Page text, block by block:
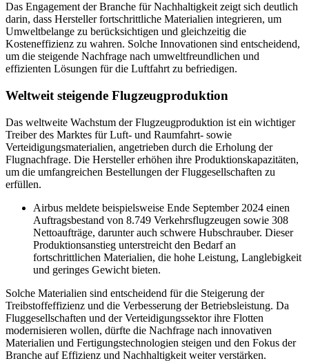
Das Engagement der Branche für Nachhaltigkeit zeigt sich deutlich
darin, dass Hersteller fortschrittliche Materialien integrieren, um
Umweltbelange zu berücksichtigen und gleichzeitig die
Kosteneffizienz zu wahren. Solche Innovationen sind entscheidend,
um die steigende Nachfrage nach umweltfreundlichen und
effizienten Lösungen für die Luftfahrt zu befriedigen.
Weltweit steigende Flugzeugproduktion
Das weltweite Wachstum der Flugzeugproduktion ist ein wichtiger
Treiber des Marktes für Luft- und Raumfahrt- sowie
Verteidigungsmaterialien, angetrieben durch die Erholung der
Flugnachfrage. Die Hersteller erhöhen ihre Produktionskapazitäten,
um die umfangreichen Bestellungen der Fluggesellschaften zu
erfüllen.
Airbus meldete beispielsweise Ende September 2024 einen
Auftragsbestand von 8.749 Verkehrsflugzeugen sowie 308
Nettoaufträge, darunter auch schwere Hubschrauber. Dieser
Produktionsanstieg unterstreicht den Bedarf an
fortschrittlichen Materialien, die hohe Leistung, Langlebigkeit
und geringes Gewicht bieten.
Solche Materialien sind entscheidend für die Steigerung der
Treibstoffeffizienz und die Verbesserung der Betriebsleistung. Da
Fluggesellschaften und der Verteidigungssektor ihre Flotten
modernisieren wollen, dürfte die Nachfrage nach innovativen
Materialien und Fertigungstechnologien steigen und den Fokus der
Branche auf Effizienz und Nachhaltigkeit weiter verstärken.